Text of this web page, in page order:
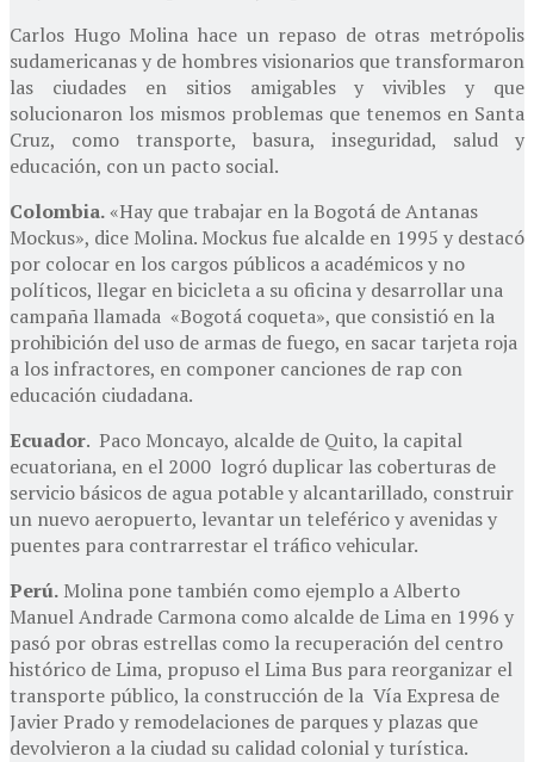
Carlos Hugo Molina hace un repaso de otras metrópolis
sudamericanas y de hombres visionarios que transformaron
las ciudades en sitios amigables y vivibles y que
solucionaron los mismos problemas que tenemos en Santa
Cruz, como transporte, basura, inseguridad, salud y
educación, con un pacto social.
Colombia.«Hay que trabajar en la Bogotá de Antanas
Mockus», dice Molina. Mockus fue alcalde en 1995 y destacó
por colocar en los cargos públicos a académicos y no
políticos, llegar en bicicleta a su oficina y desarrollar una
campaña llamada «Bogotá coqueta», que consistió en la
prohibición del uso de armas de fuego, en sacar tarjeta roja
a los infractores, en componer canciones de rap con
educación ciudadana.
Ecuador. Paco Moncayo, alcalde de Quito, la capital
ecuatoriana, en el 2000 logró duplicar las coberturas de
servicio básicos de agua potable y alcantarillado, construir
un nuevo aeropuerto, levantar un teleférico y avenidas y
puentes para contrarrestar el tráfico vehicular.
Perú. Molina pone también como ejemplo a Alberto
Manuel Andrade Carmona como alcalde de Lima en 1996 y
pasó por obras estrellas como la recuperación del centro
histórico de Lima, propuso el Lima Bus para reorganizar el
transporte público, la construcción de la Vía Expresa de
Javier Prado y remodelaciones de parques y plazas que
devolvieron a la ciudad su calidad colonial y turística.